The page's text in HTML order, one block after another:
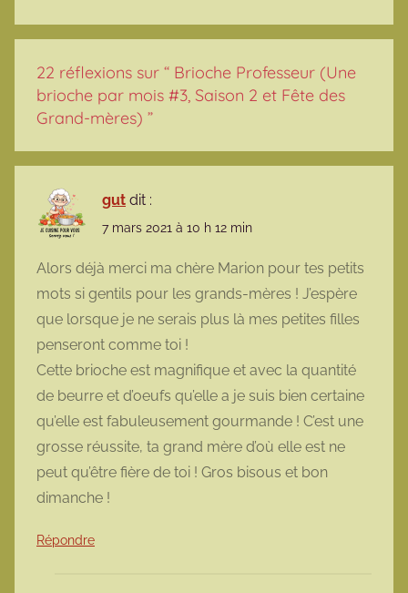
22 réflexions sur “ Brioche Professeur (Une
brioche par mois #3, Saison 2 et Fête des
Grand-mères) ”
gut dit :
7 mars 2021 à 10 h 12 min
Alors déjà merci ma chère Marion pour tes petits
mots si gentils pour les grands-mères ! J’espère
que lorsque je ne serais plus là mes petites filles
penseront comme toi !
Cette brioche est magnifique et avec la quantité
de beurre et d’oeufs qu’elle a je suis bien certaine
qu’elle est fabuleusement gourmande ! C’est une
grosse réussite, ta grand mère d’où elle est ne
peut qu’être fière de toi ! Gros bisous et bon
dimanche !
Répondre